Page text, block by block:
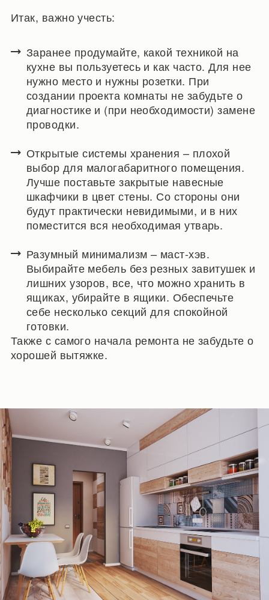
Итак, важно учесть:
Заранее продумайте, какой техникой на
кухне вы пользуетесь и как часто. Для нее
нужно место и нужны розетки. При
создании проекта комнаты не забудьте о
диагностике и (при необходимости) замене
проводки.
Открытые системы хранения – плохой
выбор для малогабаритного помещения.
Лучше поставьте закрытые навесные
шкафчики в цвет стены. Со стороны они
будут практически невидимыми, и в них
поместится вся необходимая утварь.
Разумный минимализм – маст-хэв.
Выбирайте мебель без резных завитушек и
лишних узоров, все, что можно хранить в
ящиках, убирайте в ящики. Обеспечьте
себе несколько секций для спокойной
готовки.
Также с самого начала ремонта не забудьте о
хорошей вытяжке.